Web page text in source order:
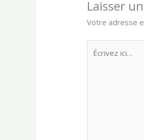
Laisser
Votre adresse
Écrivez